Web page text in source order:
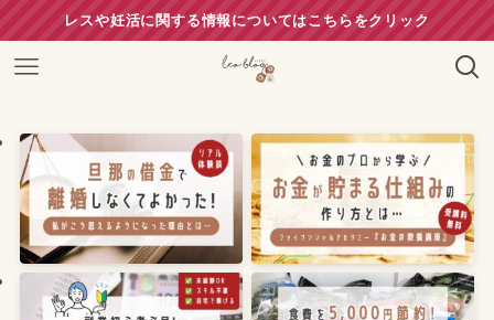
レスや妊活に関する情報についてはこちらをクリック